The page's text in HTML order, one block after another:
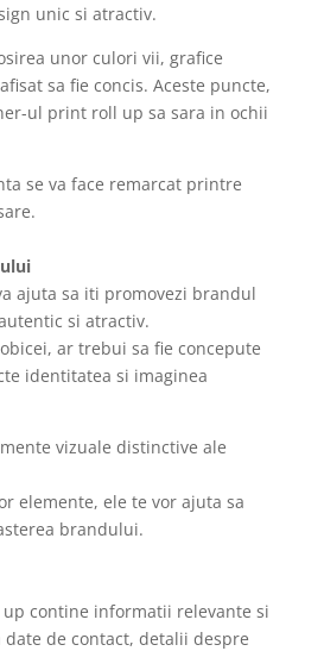
unic si atractiv.
unor culori vii, grafice
sa fie concis. Aceste puncte,
ul print roll up sa sara in ochii
se va face remarcat printre
ajuta sa iti promovezi brandul
si atractiv.
ar trebui sa fie concepute
identitatea si imaginea
vizuale distinctive ale
elemente, ele te vor ajuta sa
brandului.
contine informatii relevante si
de contact, detalii despre